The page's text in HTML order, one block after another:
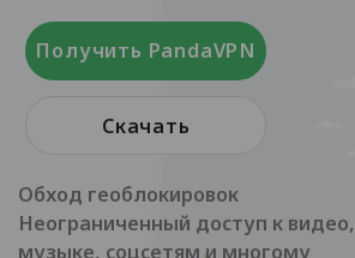
Получить PandaVPN
Скачать
Обход геоблокировок
Неограниченный доступ к видео,
музыке, соцсетям и многому